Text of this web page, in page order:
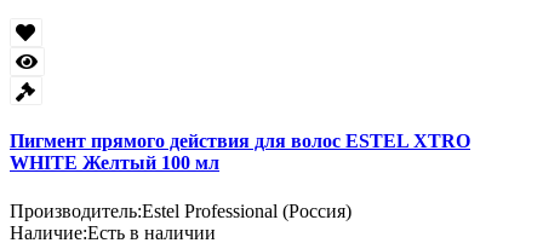
Пигмент прямого действия для волос ESTEL XTRO
WHITE Желтый 100 мл
Производитель:Estel Professional (Россия)
Наличие:Есть в наличии